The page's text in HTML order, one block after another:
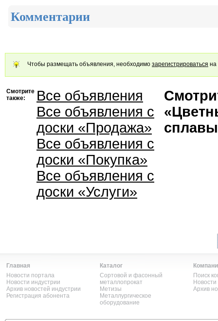
Комментарии
Чтобы размещать объявления, необходимо зарегистрироваться на
Смотрите
также:
Все объявления
Все объявления с
доски «Продажа»
Все объявления с
доски «Покупка»
Все объявления с
доски «Услуги»
Главная
Новости портала
Новости индустрии
Архив новостей индустрии
Регистрация абонента
Каталог
Сортовой и фасонный
металлопрокат
Метизы
Металлургическое
оборудование
Поиск
Архив